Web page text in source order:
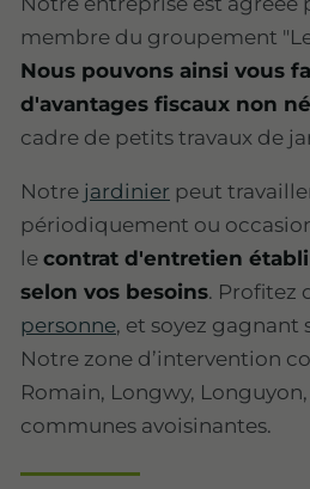
membre du groupement
Nous pouvons ainsi vous
d'avantages fiscaux non
cadre de petits travaux de
Notre jardinier peut
périodiquement ou
le contrat d'entretien
selon vos besoins. Profitez
personne, et soyez gagnant
Notre zone d’intervention
Romain, Longwy,
communes avoisinantes.